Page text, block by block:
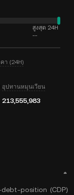
สูงสุด 24H
--
า (24H)
อุปทานหมุนเวียน
213,555,983
position (CDP)